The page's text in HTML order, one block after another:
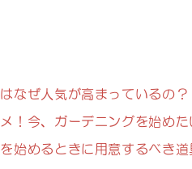
なぜ人気が高まっているの？
！今、ガーデニングを始めた
始めるときに用意するべき道